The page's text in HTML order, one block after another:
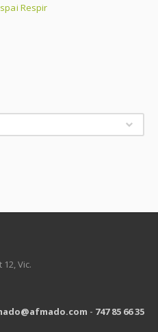
Respir
Vic.
- 747 85 66 35